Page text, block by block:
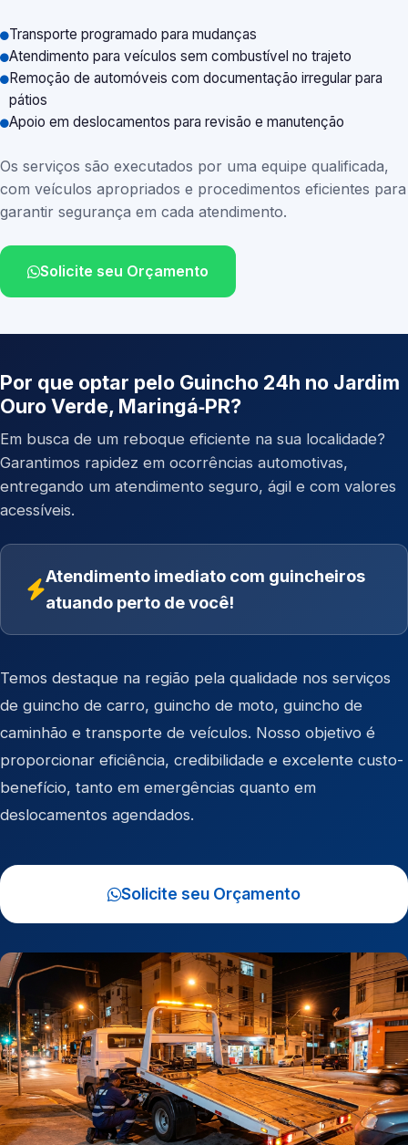
Transporte programado para mudanças
Atendimento para veículos sem combustível no trajeto
Remoção de automóveis com documentação irregular para
pátios
Apoio em deslocamentos para revisão e manutenção
Os serviços são executados por uma equipe qualificada,
com veículos apropriados e procedimentos eficientes para
garantir segurança em cada atendimento.
Solicite seu Orçamento
Por que optar pelo Guincho 24h no Jardim
Ouro Verde, Maringá‑PR?
Em busca de um reboque eficiente na sua localidade?
Garantimos rapidez em ocorrências automotivas,
entregando um atendimento seguro, ágil e com valores
acessíveis.
Atendimento imediato com guincheiros
atuando perto de você!
Temos destaque na região pela qualidade nos serviços
de guincho de carro, guincho de moto, guincho de
caminhão e transporte de veículos. Nosso objetivo é
proporcionar eficiência, credibilidade e excelente custo-
benefício, tanto em emergências quanto em
deslocamentos agendados.
Solicite seu Orçamento